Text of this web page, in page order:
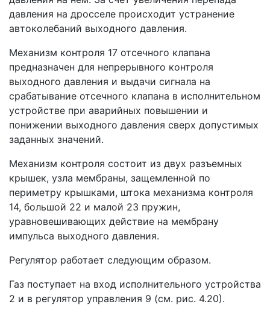
давления на дросселе происходит устранение
автоколебаний выходного давления.
Механизм контроля 17 отсечного клапана
предназначен для непрерывного контроля
выходного давления и выдачи сигнала на
срабатывание отсечного клапана в исполнительном
устройстве при аварийных повышении и
понижении выходного давления сверх допустимых
заданных значений.
Механизм контроля состоит из двух разъемных
крышек, узла мембраны, защемленной по
периметру крышками, штока механизма контроля
14, большой 22 и малой 23 пружин,
уравновешивающих действие на мембрану
импульса выходного давления.
Регулятор работает следующим образом.
Газ поступает на вход исполнительного устройства
2 и в регулятор управления 9 (см. рис. 4.20).